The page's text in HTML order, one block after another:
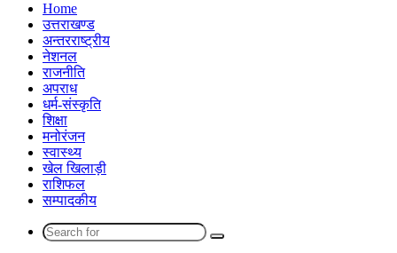
Home
उत्तराखण्ड
अन्तरराष्ट्रीय
नेशनल
राजनीति
अपराध
धर्म-संस्कृति
शिक्षा
मनोरंजन
स्वास्थ्य
खेल खिलाड़ी
राशिफल
सम्पादकीय
Search